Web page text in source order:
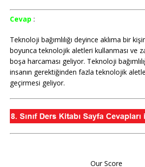
Cevap :
Teknoloji bağımlılığı deyince aklıma bir
boyunca teknolojik aletleri kullanması ve
boşa harcaması geliyor. Teknoloji
insanın gerektiğinden fazla teknolojik
geçirmesi geliyor.
Our Score